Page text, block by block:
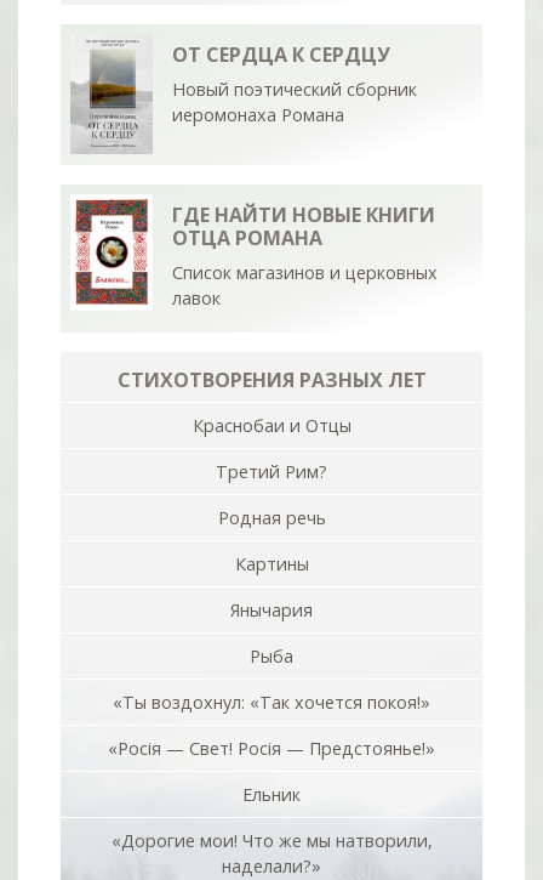
ОТ СЕРДЦА К СЕРДЦУ
Новый поэтический сборник
иеромонаха Романа
ГДЕ НАЙТИ НОВЫЕ КНИГИ
ОТЦА РОМАНА
Список магазинов и церковных
лавок
СТИХОТВОРЕНИЯ РАЗНЫХ ЛЕТ
Краснобаи и Отцы
Третий Рим?
Родная речь
Картины
Янычария
Рыба
«Ты воздохнул: «Так хочется покоя!»
«Росiя — Свет! Росiя — Предстоянье!»
Ельник
«Дорогие мои! Что же мы натворили,
наделали?»